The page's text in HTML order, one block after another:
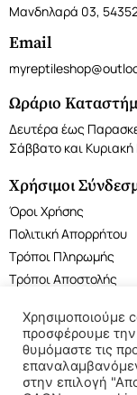
Μανδηλαρά 03,
Email
Ωράριο
Δευτέρα έως
Σάββατο και Κυριακή
Χρήσιμοι
Όροι Χρήσης
Πολιτική Απορρήτου
Τρόποι Πληρωμής
Τρόποι Αποστολής
©2022 My Reptile
Χρησιμοποιούμε
προσφέρουμε την
θυμόμαστε τις
στην επιλογή